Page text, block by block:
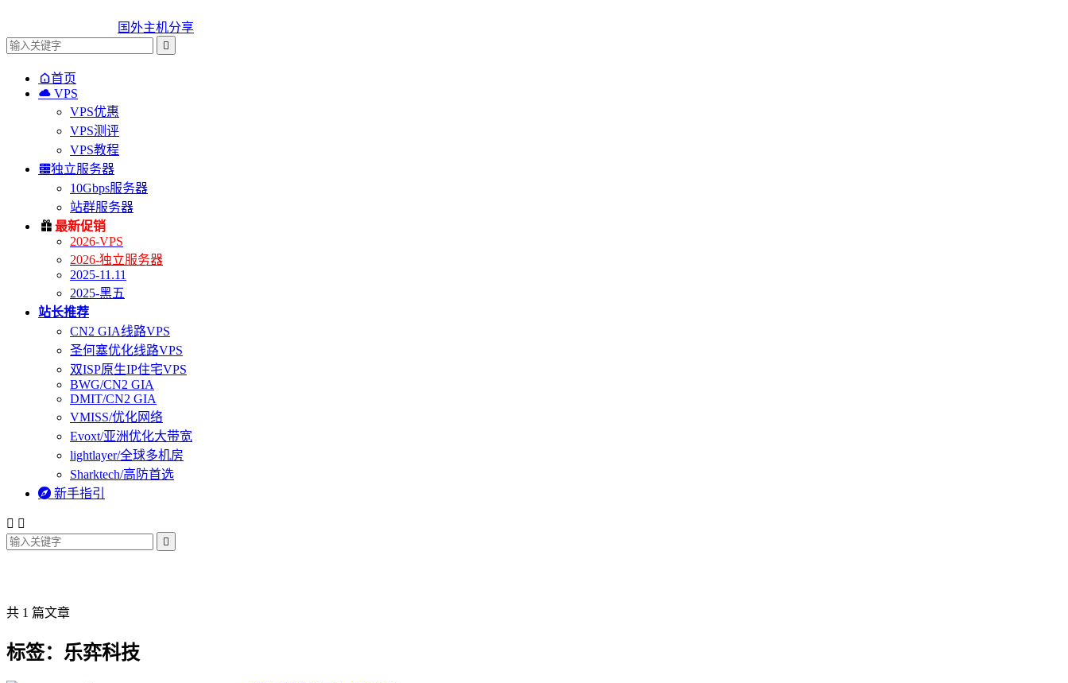
国外主机分享

首页
 VPS
VPS优惠
VPS测评
VPS教程
独立服务器
10Gbps服务器
站群服务器
 最新促销
2026-VPS
2026-独立服务器
2025-11.11
2025-黑五
站长推荐
CN2 GIA线路VPS
圣何塞优化线路VPS
双ISP原生IP住宅VPS
BWG/CN2 GIA
DMIT/CN2 GIA
VMISS/优化网络
Evoxt/亚洲优化大带宽
lightlayer/全球多机房
Sharktech/高防首选
 新手指引
 

共 1 篇文章
标签：乐弈科技